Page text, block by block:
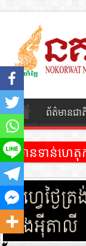
ព័ត៌មានជា
ព័ត៌មានទាន់ហេតុ